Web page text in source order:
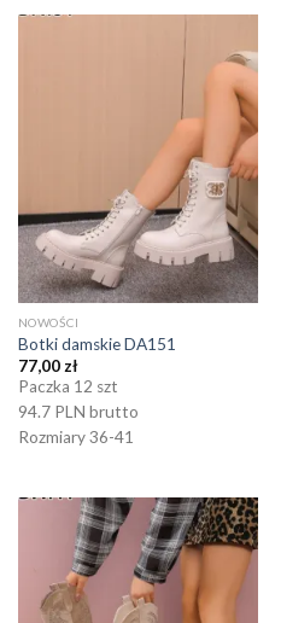
NOWOŚCI
Botki damskie DA151
77,00 zł
Paczka 12 szt
94.7 PLN brutto
Rozmiary 36-41